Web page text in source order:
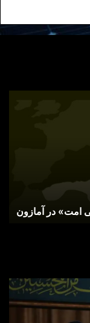
امت» در آمازون